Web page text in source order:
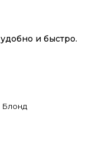
и быстро.
Блонд